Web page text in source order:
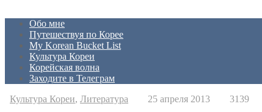
Обо мне
Путешествуя по Корее
My Korean Bucket List
Культура Кореи
Корейская волна
Заходите в Телеграм
Культура Кореи, Литература 25 апреля 2013 3139